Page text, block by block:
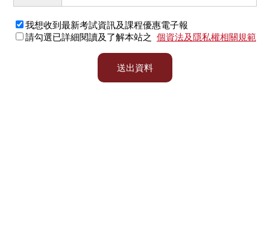
我想收到最新考試資訊及課程優惠電子報
請勾選已詳細閱讀及了解本站之 個資法及隱私權相關規範
送出資料